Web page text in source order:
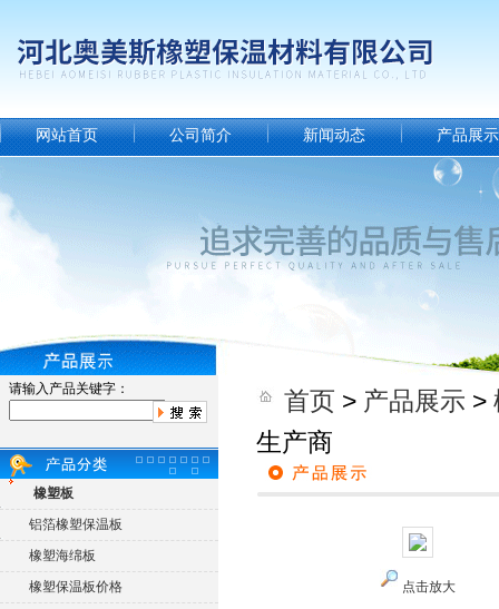
网站首页 公司简介 新闻动态 产品展示
请输入产品关键字：
橡塑板
铝箔橡塑保温板
橡塑海绵板
橡塑保温板价格
首页 > 产品展示 >
生产商
点击放大